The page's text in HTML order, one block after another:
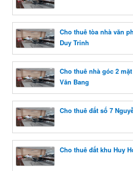
Cho thuê tòa nhà văn
Duy Trinh
Cho thuê nhà góc 2
Văn Bang
Cho thuê đất số 7
Cho thuê đất khu Huy